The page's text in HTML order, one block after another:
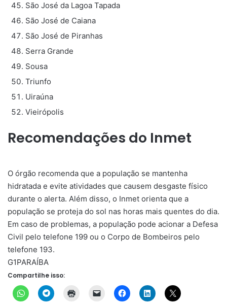
São José da Lagoa Tapada
São José de Caiana
São José de Piranhas
Serra Grande
Sousa
Triunfo
Uiraúna
Vieirópolis
Recomendações do Inmet
O órgão recomenda que a população se mantenha
hidratada e evite atividades que causem desgaste físico
durante o alerta. Além disso, o Inmet orienta que a
população se proteja do sol nas horas mais quentes do dia.
Em caso de problemas, a população pode acionar a Defesa
Civil pelo telefone 199 ou o Corpo de Bombeiros pelo
telefone 193.
G1PARAÍBA
Compartilhe isso: